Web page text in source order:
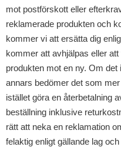
mot postförskott eller
reklamerade produkten och
kommer vi att ersätta dig
kommer att avhjälpas eller
produkten mot en ny. Om
annars bedömer det som
istället göra en återbetalning
beställning inklusive
rätt att neka en reklamation
felaktig enligt gällande lag